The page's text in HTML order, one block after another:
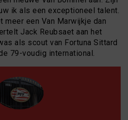
ik als een exceptioneel talent.
meer een Van Marwijkje dan
Jack Reubsaet aan het
als scout van Fortuna Sittard
79-voudig international.